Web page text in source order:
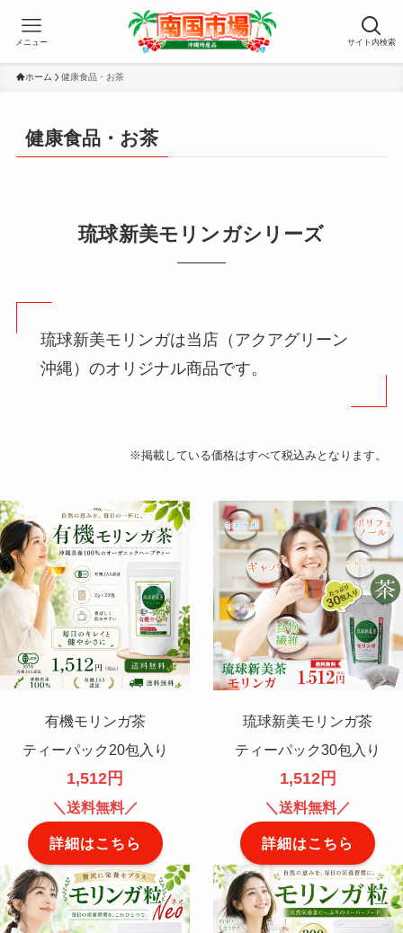
サイト内検索
メニュー
ホーム 健康食品・お茶
健康食品・お茶
琉球新美モリンガシリーズ
琉球新美モリンガは当店（アクアグリーン
沖縄）のオリジナル商品です。
※掲載している価格はすべて税込みとなります。
有機モリンガ茶
ティーパック20包入り
1,512円
＼送料無料／
詳細はこちら
琉球新美モリンガ茶
ティーパック30包入り
1,512円
＼送料無料／
詳細はこちら